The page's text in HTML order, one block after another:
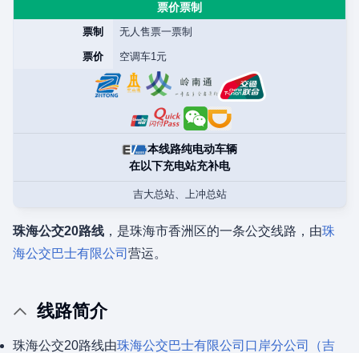
票价票制
票制 无人售票一票制
票价 空调车1元
本线路纯电动车辆
在以下充电站充补电
吉大总站、上冲总站
珠海公交20路线 ，是珠海市香洲区的一条公交线路，由珠
海公交巴士有限公司 营运。
线路简介
珠海公交20路线由珠海公交巴士有限公司 口岸分公司（吉